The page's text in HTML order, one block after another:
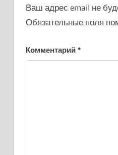
Ваш адрес email не
Обязательные поля
Комментарий *